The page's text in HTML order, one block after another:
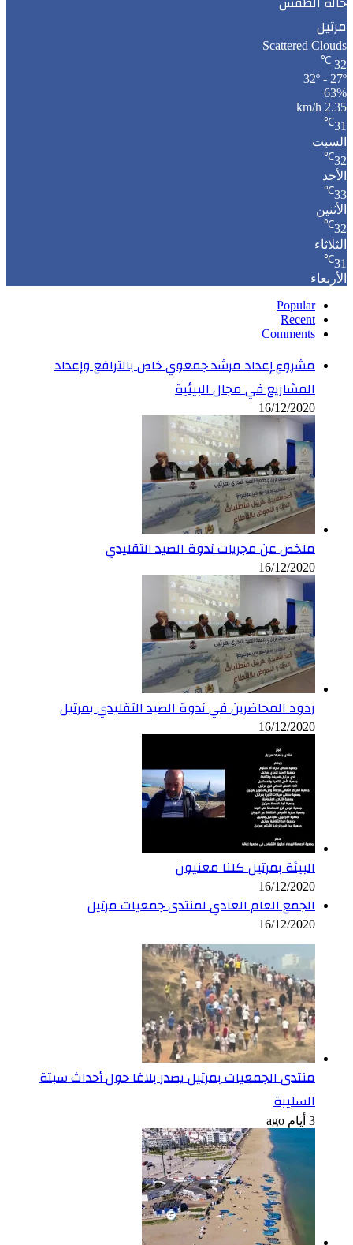
مرتيل
Scattered Clouds
32
℃
32º - 27º
63%
2.35 km/h
31
℃
السبت
32
℃
الأحد
33
℃
الأثنين
32
℃
الثلاثاء
31
℃
الأربعاء
Popular
Recent
Comments
مشروع إعداد مرشد جمعوي خاص بالترافع وإعداد
المشاريع في مجال البيئية
16/12/2020
ملخص عن مجريات ندوة الصيد التقليدي
16/12/2020
ردود المحاضرين في ندوة الصيد التقليدي بمرتيل
16/12/2020
البيئة بمرتيل كلنا معنيون
16/12/2020
الجمع العام العادي لمنتدى جمعيات مرتيل
16/12/2020
منتدى الجمعيات بمرتيل يصدر بلاغا حول أحداث سبتة
السليبة
3 أيام ago